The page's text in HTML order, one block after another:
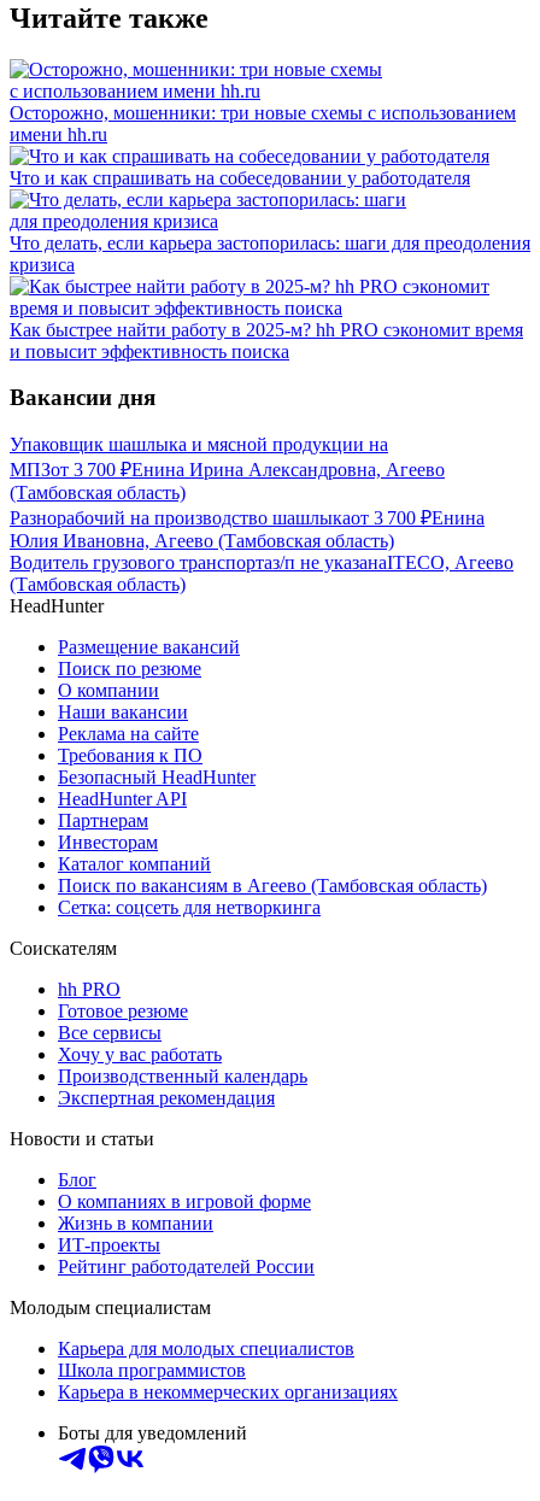
Читайте также
Осторожно, мошенники: три новые схемы с использованием
имени hh.ru
Что и как спрашивать на собеседовании у работодателя
Что делать, если карьера застопорилась: шаги для преодоления
кризиса
Как быстрее найти работу в 2025-м? hh PRO сэкономит время
и повысит эффективность поиска
Вакансии дня
Упаковщик шашлыка и мясной продукции на
МПЗот 3 700 ₽Енина Ирина Александровна, Агеево
(Тамбовская область)
Разнорабочий на производство шашлыкаот 3 700 ₽Енина
Юлия Ивановна, Агеево (Тамбовская область)
Водитель грузового транспортаз/п не указанаITECO, Агеево
(Тамбовская область)
HeadHunter
Размещение вакансий
Поиск по резюме
О компании
Наши вакансии
Реклама на сайте
Требования к ПО
Безопасный HeadHunter
HeadHunter API
Партнерам
Инвесторам
Каталог компаний
Поиск по вакансиям в Агеево (Тамбовская область)
Сетка: соцсеть для нетворкинга
Соискателям
hh PRO
Готовое резюме
Все сервисы
Хочу у вас работать
Производственный календарь
Экспертная рекомендация
Новости и статьи
Блог
О компаниях в игровой форме
Жизнь в компании
ИТ-проекты
Рейтинг работодателей России
Молодым специалистам
Карьера для молодых специалистов
Школа программистов
Карьера в некоммерческих организациях
Боты для уведомлений